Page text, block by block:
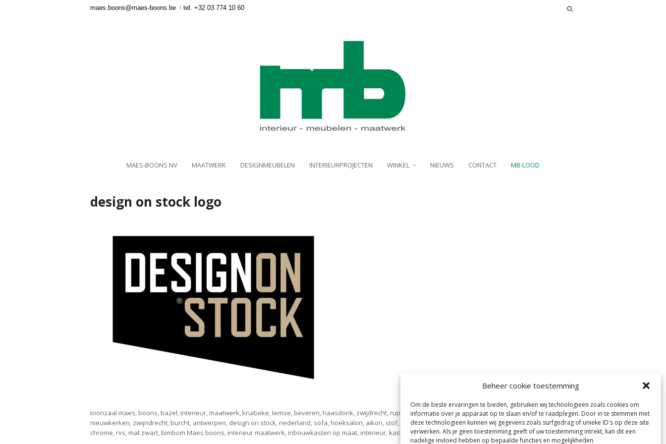
Beheer cookie toestemming
Om de beste ervaringen te bieden, gebruiken wij technologieën zoals cookies om
informatie over je apparaat op te slaan en/of te raadplegen. Door in te stemmen met
deze technologieën kunnen wij gegevens zoals surfgedrag of unieke ID's op deze site
verwerken. Als je geen toestemming geeft of uw toestemming intrekt, kan dit een
nadelige invloed hebben op bepaalde functies en mogelijkheden.
maes.boons@maes-boons.be. l tel. +32 03 774 10 60
MAES-BOONS NV MAATWERK DESIGNMEUBELEN INTERIEURPROJECTEN WINKEL NIEUWS CONTACT MB-LOOD
design on stock logo
toonzaal maes, boons, bazel, interieur, maatwerk, kruibeke, temse, beveren, haasdonk, zwijdrecht, rupelmonde, bazel, oost- vlaanderen, waasland,
nieuwkerken, zwijndrecht, burcht, antwerpen, design on stock, nederland, sofa, hoeksalon, aikon, stof, leder, sierkussens, plaids, aikon lounge, cavalleta,
chrome, rvs, mat zwart, bimbom Maes boons, interieur maatwerk, inbouwkasten op maat, interieur, kast op maat,